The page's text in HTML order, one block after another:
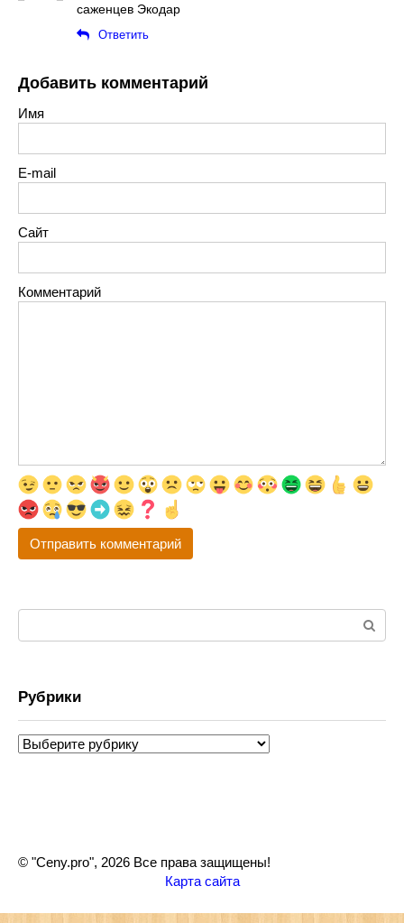
саженцев Экодар
Ответить
Добавить комментарий
Имя
E-mail
Сайт
Комментарий
Рубрики
Рубрики
© "Ceny.pro", 2026 Все права защищены!
Карта сайта